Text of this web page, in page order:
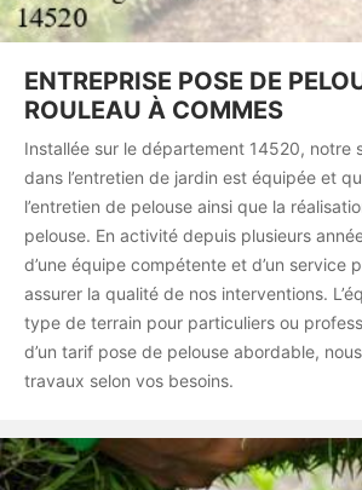
ENTREPRISE POSE DE
ROULEAU À COMMES
Installée sur le département 14520, notre
dans l’entretien de jardin est équipée et
l’entretien de pelouse ainsi que la
pelouse. En activité depuis plusieurs
d’une équipe compétente et d’un service
assurer la qualité de nos interventions.
type de terrain pour particuliers ou
d’un tarif pose de pelouse abordable,
travaux selon vos besoins.